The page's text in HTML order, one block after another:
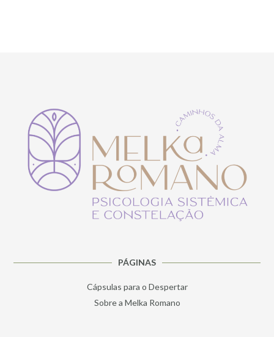
PÁGINAS
Cápsulas para o Despertar
Sobre a Melka Romano